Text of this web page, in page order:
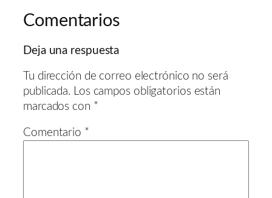
Comentarios
Deja una respuesta
Tu dirección de correo electrónico no será
publicada. Los campos obligatorios están
marcados con *
Comentario *